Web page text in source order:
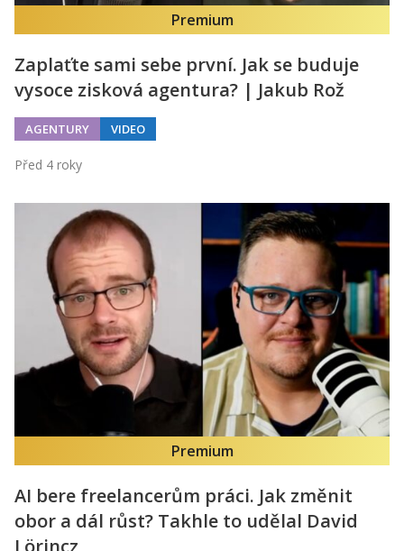
Premium
Zaplaťte sami sebe první. Jak se buduje
vysoce zisková agentura? | Jakub Rož
AGENTURY VIDEO
Před 4 roky
Premium
AI bere freelancerům práci. Jak změnit
obor a dál růst? Takhle to udělal David